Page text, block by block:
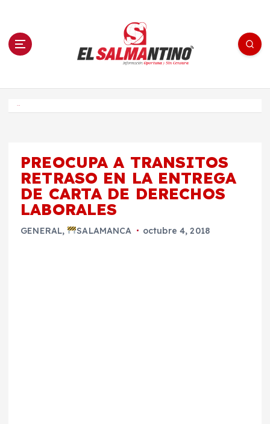
n El Salmantino - medios/noticias/editorial
PREOCUPA A TRANSITOS
RETRASO EN LA ENTREGA
DE CARTA DE DERECHOS
LABORALES
GENERAL, SALAMANCA octubre 4, 2018